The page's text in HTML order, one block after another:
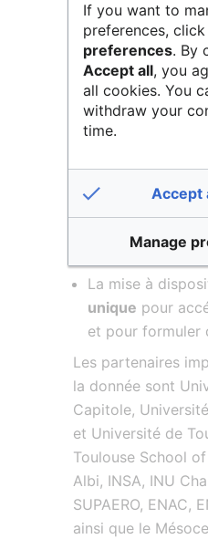
conseils, aide à
de relecture
L'orientation sur
données
dépôt et au
La coordination
l’animation des
La mise à
unique pour
et pour formuler
Les partenaires
la donnée sont
Capitole,
et Université de
Toulouse School
Albi, INSA, INU
SUPAERO, ENAC,
ainsi que le
If you want to
preferences,
preferences. By
Accept all, you
all cookies. You
withdraw your
time.
Accept
Manage